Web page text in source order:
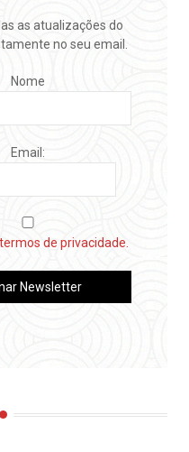
as atualizações do
no seu email.
Nome
Email:
de privacidade.